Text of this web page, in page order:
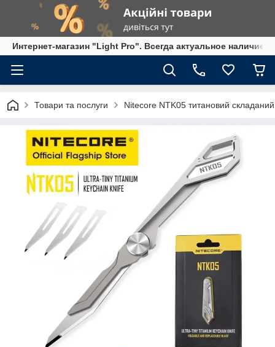
Интернет-магазин "Light Pro". Всегда актуальное
Товари та послуги Nitecore NTK05 титановий складаний